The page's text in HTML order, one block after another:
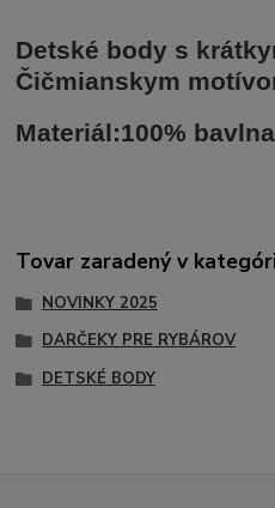
Detské body s
Čičmianskym
Materiál:100% bavlna
Tovar zaradený v
NOVINKY 2025
DARČEKY PRE RYBÁROV
DETSKÉ BODY